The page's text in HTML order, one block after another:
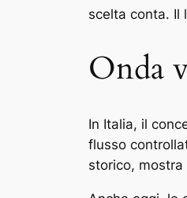
scelta conta. Il
Onda
In Italia, il
flusso
storico,